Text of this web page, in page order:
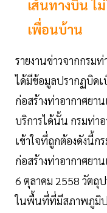
เส้นทางบิน ไ
เพื่อนบ้าน
รายงานข่าวจากกรม
ได้มีข้อมูลปรากฏบิด
ก่อสร้างท่าอากาศยา
บริการได้นั้น กรมท่า
เข้าใจที่ถูกต้องดังนี้ก
ก่อสร้างท่าอากาศยา
6 ตุลาคม 2558 วัตถุ
ในพื้นที่ที่มีสภาพภูมิป